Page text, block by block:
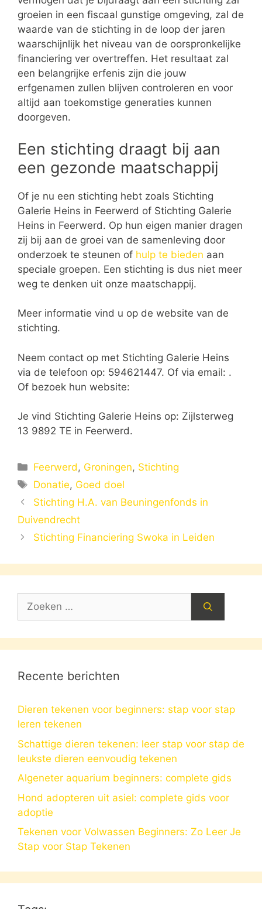
groeien in een fiscaal gunstige omgeving, zal de
waarde van de stichting in de loop der jaren
waarschijnlijk het niveau van de oorspronkelijke
financiering ver overtreffen. Het resultaat zal
een belangrijke erfenis zijn die jouw
erfgenamen zullen blijven controleren en voor
altijd aan toekomstige generaties kunnen
doorgeven.
Een stichting draagt bij aan
een gezonde maatschappij
Of je nu een stichting hebt zoals Stichting
Galerie Heins in Feerwerd of Stichting Galerie
Heins in Feerwerd. Op hun eigen manier dragen
zij bij aan de groei van de samenleving door
onderzoek te steunen of hulp te bieden aan
speciale groepen. Een stichting is dus niet meer
weg te denken uit onze maatschappij.
Meer informatie vind u op de website van de
stichting.
Neem contact op met Stichting Galerie Heins
via de telefoon op: 594621447. Of via email: .
Of bezoek hun website:
Je vind Stichting Galerie Heins op: Zijlsterweg
13 9892 TE in Feerwerd.
Categorieën
Feerwerd, Groningen, Stichting
Tags
Donatie, Goed doel
Stichting H.A. van Beuningenfonds in
Duivendrecht
Stichting Financiering Swoka in Leiden
Zoek
Recente berichten
Dieren tekenen voor beginners: stap voor stap
leren tekenen
Schattige dieren tekenen: leer stap voor stap de
leukste dieren eenvoudig tekenen
Algeneter aquarium beginners: complete gids
Hond adopteren uit asiel: complete gids voor
adoptie
Tekenen voor Volwassen Beginners: Zo Leer Je
Stap voor Stap Tekenen